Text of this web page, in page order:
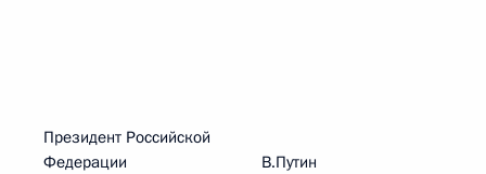
Президент Российской
Федерации В.Путин